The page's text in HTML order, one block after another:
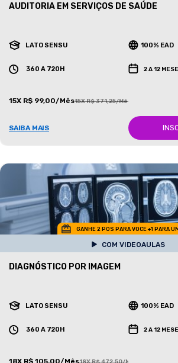
AUDITORIA EM SERVIÇOS DE SAÚDE
LATO SENSU 100% EAD
360 A 720H 2 A 12
15X R$ 99,00/Mês15X R$ 371,25/Mês
SAIBA MAIS
GANHE 2 POS PARA VOCE +1 PARA
COM VIDEOAULAS
DIAGNÓSTICO POR IMAGEM
LATO SENSU 100% EAD
360 A 720H 2 A 12
18X R$ 105,00/Mês